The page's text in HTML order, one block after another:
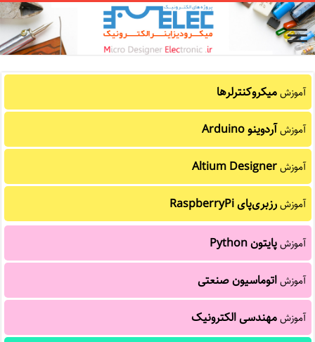
آموزشمیکروکنترلرها
آموزشآردوینو Arduino
آموزشAltium Designer
آموزشرزبری‌پای RaspberryPi
آموزشپایتون Python
آموزشاتوماسیون صنعتی
آموزشمهندسی الکترونیک